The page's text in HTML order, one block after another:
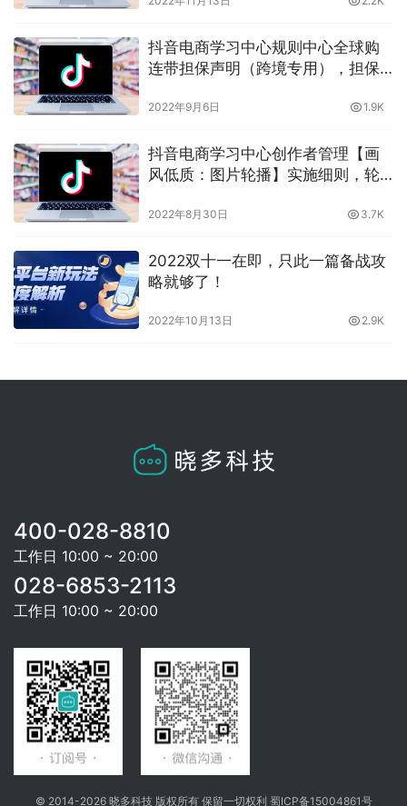
抖音电商学习中心规则中心全球购
连带担保声明（跨境专用），担保
晓多怎么说
2022年9月6日 1.9K
抖音电商学习中心创作者管理【画
风低质：图片轮播】实施细则，轮
晓多告诉你
2022年8月30日 3.7K
2022双十一在即，只此一篇备战攻
略就够了！
2022年10月13日 2.9K
400-028-8810
工作日 10:00 ~ 20:00
028-6853-2113
工作日 10:00 ~ 20:00
© 2014-2026 晓多科技 版权所有 保留一切权利 蜀ICP备15004861号